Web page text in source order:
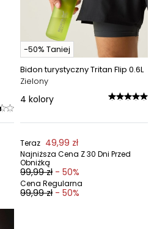
-50% Taniej
Bidon turystyczny Tritan Flip 0.6L
Zielony
4 kolory
Teraz 49,99 zł
Najniższa Cena Z 30 Dni Przed
Obniżką
99,99 zł - 50%
Cena Regularna
99,99 zł - 50%